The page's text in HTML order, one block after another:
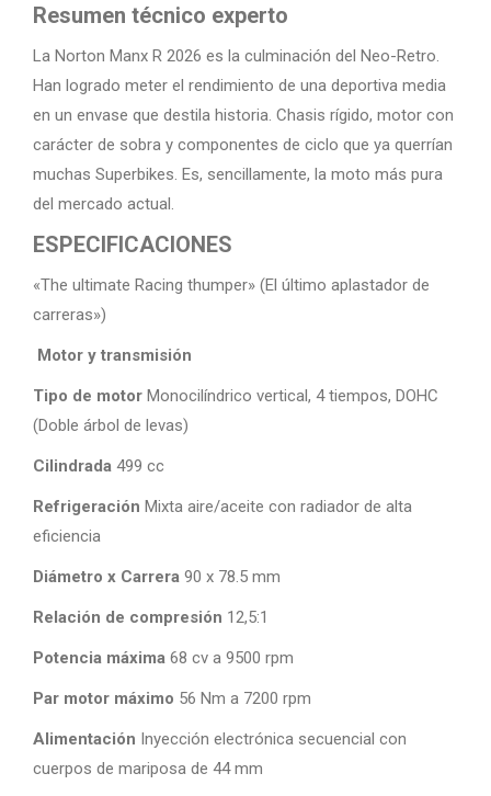
Resumen técnico experto
La Norton Manx R 2026 es la culminación del Neo-Retro.
Han logrado meter el rendimiento de una deportiva media
en un envase que destila historia. Chasis rígido, motor con
carácter de sobra y componentes de ciclo que ya querrían
muchas Superbikes. Es, sencillamente, la moto más pura
del mercado actual.
ESPECIFICACIONES
«The ultimate Racing thumper» (El último aplastador de
carreras»)
Motor y transmisión
Tipo de motor Monocilíndrico vertical, 4 tiempos, DOHC
(Doble árbol de levas)
Cilindrada 499 cc
Refrigeración Mixta aire/aceite con radiador de alta
eficiencia
Diámetro x Carrera 90 x 78.5 mm
Relación de compresión 12,5:1
Potencia máxima 68 cv a 9500 rpm
Par motor máximo 56 Nm a 7200 rpm
Alimentación Inyección electrónica secuencial con
cuerpos de mariposa de 44 mm